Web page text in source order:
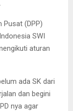
Pusat (DPP)
SWI
aturan
ada SK dari
dan begini
nya agar